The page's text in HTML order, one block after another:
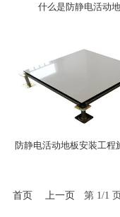
什么是防静电活动
防静电活动地板安装工程
首页 上一页 第 1/1